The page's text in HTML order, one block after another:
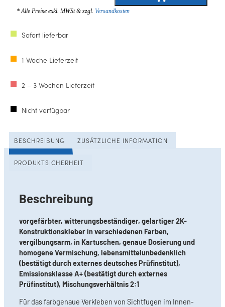
* Alle Preise exkl. MWSt & zzgl. Versandkosten
Sofort lieferbar
1 Woche Lieferzeit
2 – 3 Wochen Lieferzeit
Nicht verfügbar
BESCHREIBUNG ZUSÄTZLICHE INFORMATION
PRODUKTSICHERHEIT
Beschreibung
vorgefärbter, witterungsbeständiger, gelartiger 2K-
Konstruktionskleber in verschiedenen Farben,
vergilbungsarm, in Kartuschen, genaue Dosierung und
homogene Vermischung, lebensmittelunbedenklich
(bestätigt durch externes deutsches Prüfinstitut),
Emissionsklasse A+ (bestätigt durch externes
Prüfinstitut), Mischungsverhältnis 2:1
Für das farbgenaue Verkleben von Sichtfugen im Innen-